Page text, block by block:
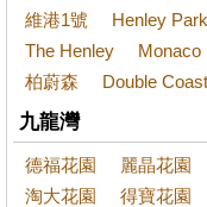
維港1號
Henley Park
The Henley
Monaco
柏蔚森
Double Coast
九龍灣
德福花園 麗晶花園
淘大花園
得寶花園